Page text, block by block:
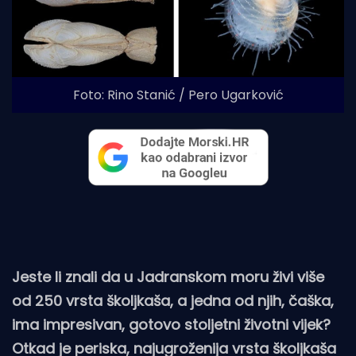
Foto: Rino Stanić / Pero Ugarković
Jeste li znali da u Jadranskom moru živi više
od 250 vrsta školjkaša, a jedna od njih, čaška,
ima impresivan, gotovo stoljetni životni vijek?
Otkad je periska, najugroženija vrsta školjkaša